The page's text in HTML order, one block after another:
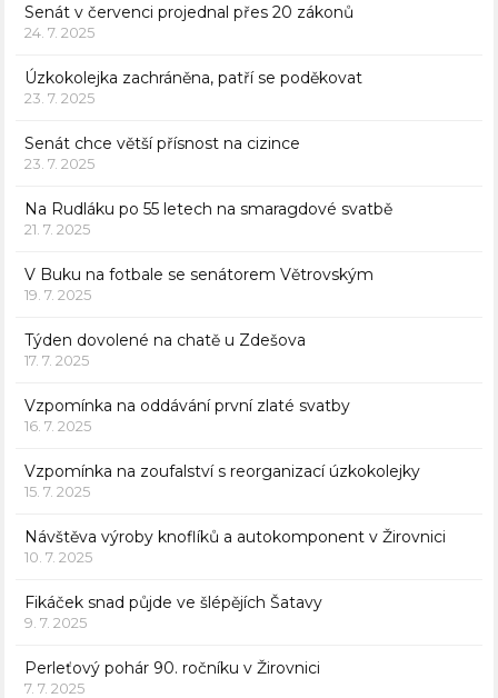
Senát v červenci projednal přes 20 zákonů
24. 7. 2025
Úzkokolejka zachráněna, patří se poděkovat
23. 7. 2025
Senát chce větší přísnost na cizince
23. 7. 2025
Na Rudláku po 55 letech na smaragdové svatbě
21. 7. 2025
V Buku na fotbale se senátorem Větrovským
19. 7. 2025
Týden dovolené na chatě u Zdešova
17. 7. 2025
Vzpomínka na oddávání první zlaté svatby
16. 7. 2025
Vzpomínka na zoufalství s reorganizací úzkokolejky
15. 7. 2025
Návštěva výroby knoflíků a autokomponent v Žirovnici
10. 7. 2025
Fikáček snad půjde ve šlépějích Šatavy
9. 7. 2025
Perleťový pohár 90. ročníku v Žirovnici
7. 7. 2025